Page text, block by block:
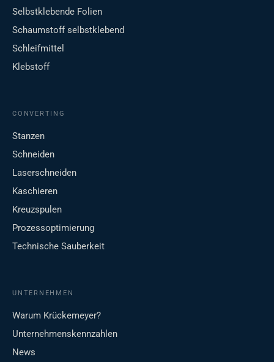
Selbstklebende Folien
Schaumstoff selbstklebend
Schleifmittel
Klebstoff
CONVERTING
Stanzen
Schneiden
Laserschneiden
Kaschieren
Kreuzspulen
Prozessoptimierung
Technische Sauberkeit
UNTERNEHMEN
Warum Krückemeyer?
Unternehmenskennzahlen
News